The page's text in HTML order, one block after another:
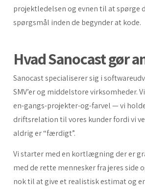
projektledelsen og evnen til at spørge
spørgsmål inden de begynder at kode.
Hvad Sanocast gør
Sanocast specialiserer sig i
SMV’er og middelstore virksomheder.
en-gangs-projekter-og-farvel — vi
driftsrelation til vores kunder fordi vi
aldrig er “færdigt”.
Vi starter med en kortlægning der er
med de rette mennesker fra jeres side
nok til at give et realistisk estimat og